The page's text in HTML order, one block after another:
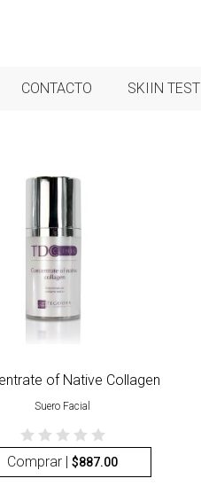
CONTACTO SKIIN TEST
of Native Collagen
Suero Facial
Comprar |$887.00